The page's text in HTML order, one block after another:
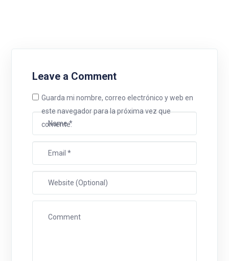
Leave a Comment
Guarda mi nombre, correo electrónico y web en
este navegador para la próxima vez que
comente.